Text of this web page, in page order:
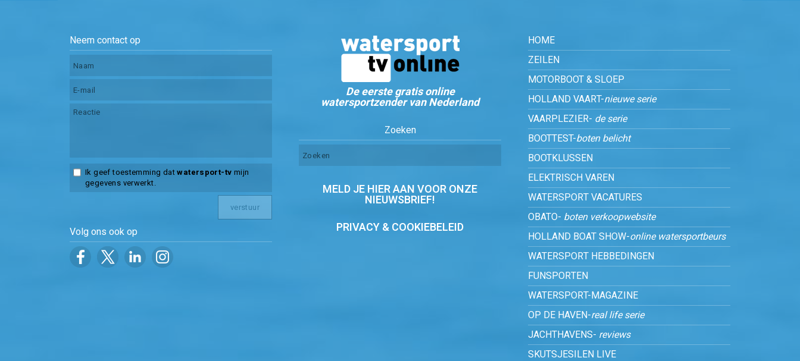
Neem contact op
Ik geef toestemming datwatersport-tv mijn
gegevens verwerkt.
Volg ons ook op
De eerste gratis online
watersportzender van Nederland
Zoeken
MELD JE HIER AAN VOOR ONZE
NIEUWSBRIEF!
PRIVACY & COOKIEBELEID
HOME
ZEILEN
MOTORBOOT & SLOEP
HOLLAND VAART-nieuwe serie
VAARPLEZIER- de serie
BOOTTEST-boten belicht
BOOTKLUSSEN
ELEKTRISCH VAREN
WATERSPORT VACATURES
OBATO- boten verkoopwebsite
HOLLAND BOAT SHOW-online watersportbeurs
WATERSPORT HEBBEDINGEN
FUNSPORTEN
WATERSPORT-MAGAZINE
OP DE HAVEN-real life serie
JACHTHAVENS- reviews
SKUTSJESILEN LIVE